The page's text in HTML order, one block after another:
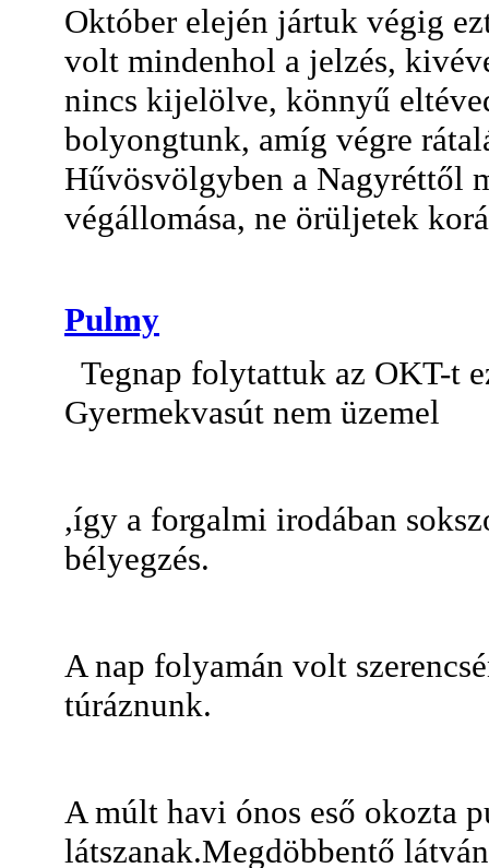
Október elején jártuk végig
volt mindenhol a jelzés,
nincs kijelölve, könnyű
bolyongtunk, amíg végre
Hűvösvölgyben a Nagyréttől
végállomása, ne örüljetek
Pulmy
Tegnap folytattuk az OKT-t
Gyermekvasút nem üzemel
,így a forgalmi irodában
bélyegzés.
A nap folyamán volt
túráznunk.
A múlt havi ónos eső okozta
látszanak.Megdöbbentő